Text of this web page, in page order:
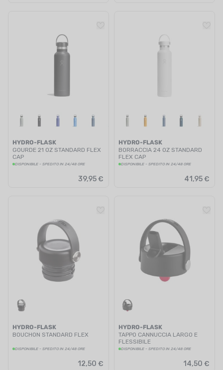
HYDRO-FLASK
GOURDE 21 OZ STANDARD FLEX
CAP
DISPONIBILE - SPEDITO IN 24/48 ORE
39,95 €
HYDRO-FLASK
BORRACCIA 24 OZ STANDARD
FLEX CAP
DISPONIBILE - SPEDITO IN 24/48 ORE
41,95 €
HYDRO-FLASK
BOUCHON STANDARD FLEX
DISPONIBILE - SPEDITO IN 24/48 ORE
12,50 €
HYDRO-FLASK
TAPPO CANNUCCIA LARGO E
FLESSIBILE
DISPONIBILE - SPEDITO IN 24/48 ORE
14,50 €